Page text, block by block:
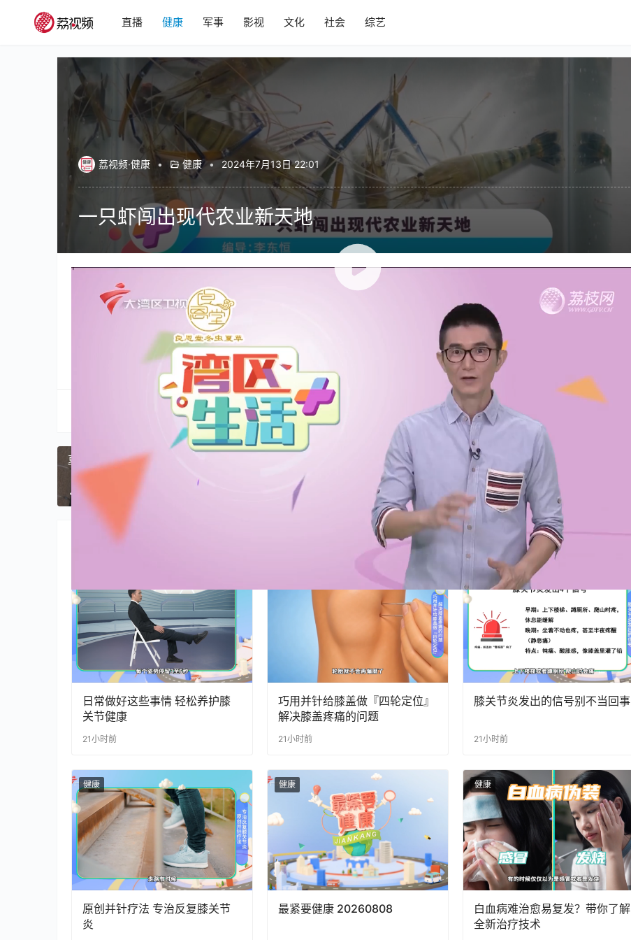
直播 健康 军事 影视 文化 社会 综艺
荔视频·健康 • 健康 • 2024年7月13日 22:01
一只虾闯出现代农业新天地
00:00 / 04:50
健康生活家
生成海报
夏日炎炎乌梅汤来解暑，专家教你煮出清凉一夏！
上一篇 2024年7月13日 21:56
[2024-07-13]掼中冠——2024广东省掼牌电视争霸赛
2024年7月13日 22:06
相关推荐
日常做好这些事情 轻松养护膝
关节健康
21小时前
巧用并针给膝盖做『四轮定位』
解决膝盖疼痛的问题
21小时前
膝关节炎发出的信号别不当回事
21小时前
健康
原创并针疗法 专治反复膝关节
炎
健康
最紧要健康 20260808
健康
白血病难治愈易复发？带你了解
全新治疗技术